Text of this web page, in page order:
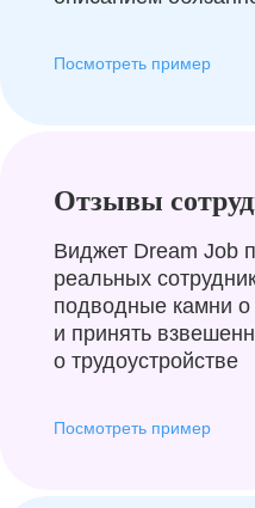
Посмотреть пример
Отзывы
Виджет Dream Job
реальных
подводные камни о
и принять
о трудоустройстве
Посмотреть пример